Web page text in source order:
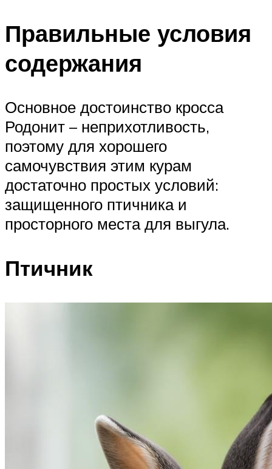
Правильные условия
содержания
Основное достоинство кросса
Родонит – неприхотливость,
поэтому для хорошего
самочувствия этим курам
достаточно простых условий:
защищенного птичника и
просторного места для выгула.
Птичник